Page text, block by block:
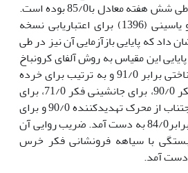
بازآزمایی این مقیاس در طی شش هفته معادل با85/0 بوده است.
نتایج پژوهش مجتبایی و یاسینی (1396) برای اعتباریابی نسخه
داد که پایایی بازآزمایی آن نیز در طی
ضریب پایایی این مقیاس به روش آلفای کرونباخ
برای نمره کل اجتناب شناختی برابر 91/0 و به ترتیب برای خرده
مقیاس های فرونشانی فکر 90/0، برای جانشینی فکر 71/0، برای
حواس پرتی89/0، برای اجتناب از محرک تهدیدکننده 90/0 و برای
تبدیل تصورات به افکار برابر84/0 به دست آمد. ضریب روایی آن
با سیاهه فرونشانی فکر خرس